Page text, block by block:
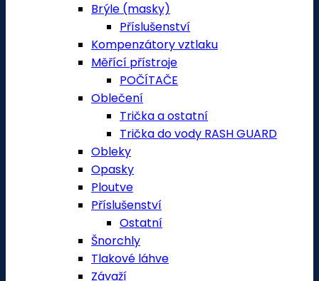
Brýle (masky)
Příslušenství
Kompenzátory vztlaku
Měřící přístroje
POČÍTAČE
Oblečení
Trička a ostatní
Trička do vody RASH GUARD
Obleky
Opasky
Ploutve
Příslušenství
Ostatní
Šnorchly
Tlakové láhve
Závaží